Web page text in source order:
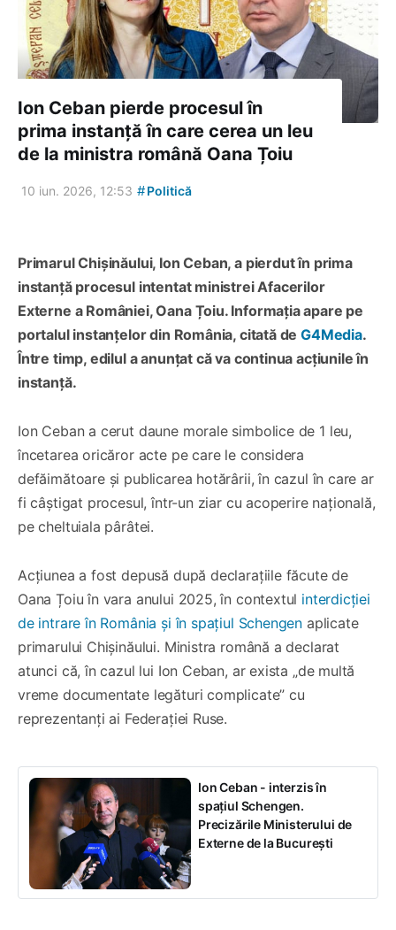
Ion Ceban pierde procesul în
prima instanță în care cerea un leu
de la ministra română Oana Țoiu
10 iun. 2026, 12:53 #Politică
Primarul Chișinăului, Ion Ceban, a pierdut în prima
instanță procesul intentat ministrei Afacerilor
Externe a României, Oana Țoiu. Informația apare pe
portalul instanțelor din România, citată deG4Media.
Între timp, edilul a anunțat că va continua acțiunile în
instanță.
Ion Ceban a cerut daune morale simbolice de 1 leu,
încetarea oricăror acte pe care le considera
defăimătoare și publicarea hotărârii, în cazul în care ar
fi câștigat procesul, într-un ziar cu acoperire națională,
pe cheltuiala pârâtei.
Acțiunea a fost depusă după declarațiile făcute de
Oana Țoiu în vara anului 2025, în contextul interdicției
de intrare în România și în spațiul Schengen aplicate
primarului Chișinăului. Ministra română a declarat
atunci că, în cazul lui Ion Ceban, ar exista „de multă
vreme documentate legături complicate” cu
reprezentanți ai Federației Ruse.
Ion Ceban - interzis în
spațiul Schengen.
Precizările Ministerului de
Externe de la București